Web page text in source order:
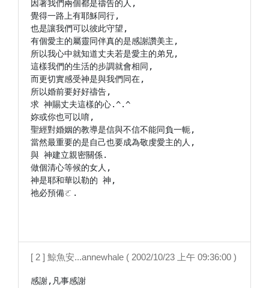
因著我們兩個都是禱告的人,
覺得一路上有耶穌同行,
也是讓我們可以彼此守望,
有個愛主的屬靈同伴真的是感謝讚美主,
所以我心中就知道丈夫若是愛主的弟兄,
這樣我們的生活的步調就會相同,
而更切實感受神是與我們同在,
所以婚前要好好禱告,
求 神賜丈夫這樣的心.^.^
妳或你也可以唷,
聖經對婚姻的教導是信與不信不能同負一軛,
當然最重要的是自己也要成為敬虔愛主的人,
與 神建立親密關係.
做個清心等候的女人,
神是耶和華以勒的 神,
祂必預備ㄛ.
[ 2 ] 鯨魚安...annewhale ( 2002/10/23 上午 09:36:00 )
感謝,凡事感謝